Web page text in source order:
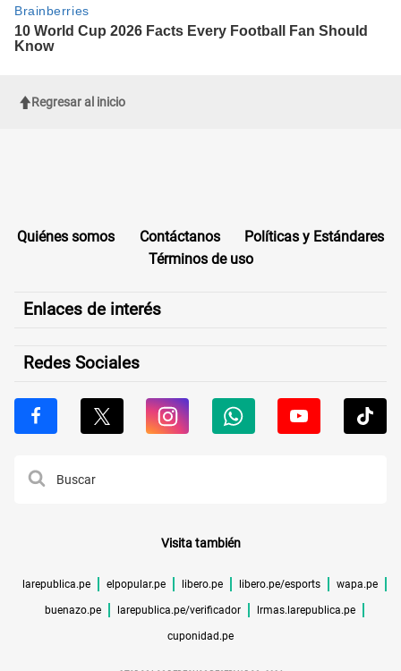
Regresar al inicio
Quiénes somos Contáctanos
Políticas y Estándares
Términos de uso
Enlaces de interés
Redes Sociales
Visita también
larepublica.pe elpopular.pe libero.pe libero.pe/esports wapa.pe
buenazo.pe larepublica.pe/verificador lrmas.larepublica.pe
cuponidad.pe